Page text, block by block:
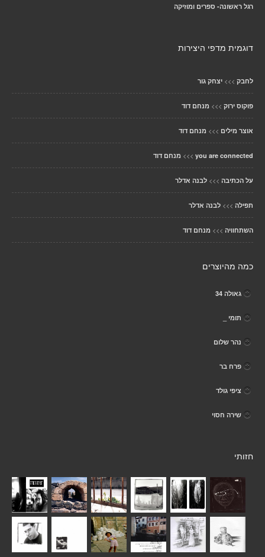
רגל ראשונה- ספרים ומוזיקה
דוגמית מדפי היצירות
לחבק >>> יצחק גור
פוקוס ירוק >>> מנחם דוד
אוצר מילים >>> מנחם דוד
you are connected
>>> מנחם דוד
על הכתיבה >>> לבנה אדלר
תפילה >>> לבנה אדלר
השתחוויה >>> מנחם דוד
כמה מהיוצרים
גאולה 34
תומי _
נהר שלום
פרח בר
ציפי גולד
שירה חסוי
חזותי